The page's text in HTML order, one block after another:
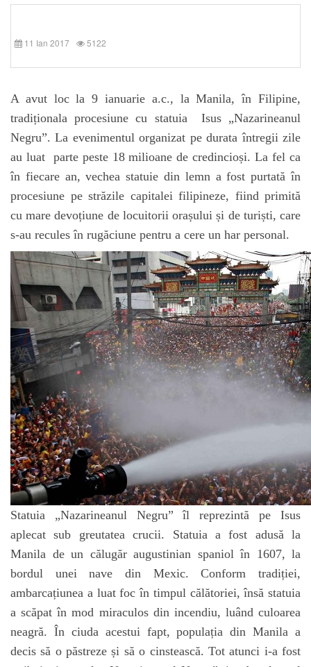
11 Ian 2017 5122
A avut loc la 9 ianuarie a.c., la Manila, în Filipine,
tradiționala procesiune cu statuia Isus „Nazarineanul
Negru”. La evenimentul organizat pe durata întregii zile
au luat parte peste 18 milioane de credincioși. La fel ca
în fiecare an, vechea statuie din lemn a fost purtată în
procesiune pe străzile capitalei filipineze, fiind primită
cu mare devoțiune de locuitorii orașului și de turiști, care
s-au recules în rugăciune pentru a cere un har personal.
Statuia „Nazarineanul Negru” îl reprezintă pe Isus
aplecat sub greutatea crucii. Statuia a fost adusă la
Manila de un călugăr augustinian spaniol în 1607, la
bordul unei nave din Mexic. Conform tradiției,
ambarcațiunea a luat foc în timpul călătoriei, însă statuia
a scăpat în mod miraculos din incendiu, luând culoarea
neagră. În ciuda acestui fapt, populația din Manila a
decis să o păstreze și să o cinstească. Tot atunci i-a fost